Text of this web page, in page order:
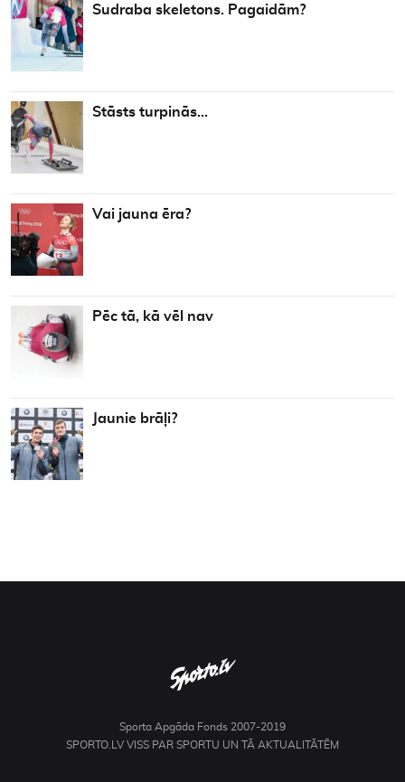
Sudraba skeletons. Pagaidām?
Stāsts turpinās…
Vai jauna ēra?
Pēc tā, kā vēl nav
Jaunie brāļi?
Sporta Apgāda Fonds 2007-2019
SPORTO.LV VISS PAR SPORTU UN TĀ AKTUALITĀTĒM